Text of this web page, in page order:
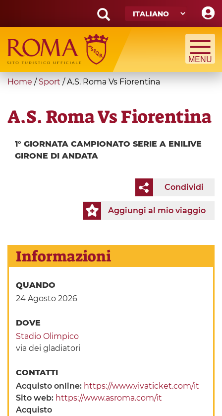
main
content
Search
form
Cerca
You
here
Home / Sport /A.S. Roma Vs Fiorentina
A.S. Roma Vs Fiorentina
1° GIORNATA CAMPIONATO SERIE A ENILIVE
GIRONE DI ANDATA
Condividi
Aggiungi al mio viaggio
Informazioni
QUANDO
24 Agosto 2026
DOVE
Stadio Olimpico
via dei gladiatori
CONTATTI
Acquisto online: https://www.vivaticket.com/it
Sito web: https://www.asroma.com/it
Acquisto